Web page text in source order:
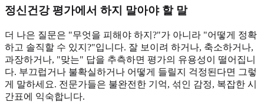
정신건강 평가에서 하지 말아야 할 말
더 나은 질문은 "무엇을 피해야 하지?"가 아니라 "어떻게 정확
하고 솔직할 수 있지?"입니다. 잘 보이려 하거나, 축소하거나,
과장하거나, "맞는" 답을 추측하면 평가의 유용성이 떨어집니
다. 부끄럽거나 불확실하거나 어떻게 들릴지 걱정된다면 그렇
게 말하세요. 전문가들은 불완전한 기억, 섞인 감정, 복잡한 시
간표에 익숙합니다.